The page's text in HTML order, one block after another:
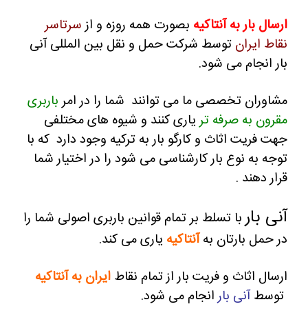
ارسال بار به آنتاکیه بصورت همه روزه و ازسرتاسر
نقاط ایران توسط شرکت حمل و نقل بین المللی آنی
بار انجام می شود.
مشاوران تخصصی ما می توانند شما را در امر باربری
مقرون به صرفه تر یاری کنند و شیوه های مختلفی
جهت فریت اثاث و کارگو بار به ترکیه وجود دارد که با
توجه به نوع بار کارشناسی می شود را در اختیار شما
قرار دهند .
آنی باربا تسلط بر تمام قوانین باربری اصولی شما را
در حمل بارتان بهآنتاکیه یاری می کند.
ارسال اثاث و فریت بار از تمام نقاط ایران به آنتاکیه
توسطآنی بارانجام می شود.